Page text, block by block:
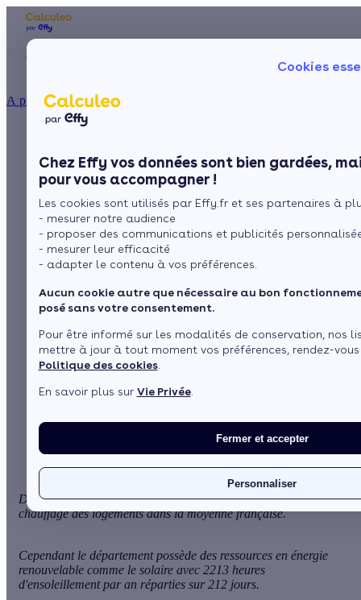
Cookies
Chez Effy vos données sont bien gardées,
pour vous accompagner !
Les cookies sont utilisés par Effy.fr et ses partenaires à
- mesurer notre audience
- proposer des communications et publicités
- mesurer leur efficacité
- adapter le contenu à vos préférences.
Aucun cookie autre que nécessaire au bon
posé sans votre consentement.
Pour être informé sur les modalités de conservation, nos
mettre à jour à tout moment vos préférences, rendez-
Politique des cookies.
En savoir plus sur Vie Privée.
Fermer et accepter
Personnaliser
À propos
Ma Prime Rénov'
Le chèque énergie
La TVA réduite
L'éco-prêt à taux zéro
Trouver mes aides
Nos conseils
Sol
Fenêtres
Aides financières et
subventions pour les
économies d'énergie
dans le Rhône
parL’équipe de rédaction
1 minute de lecture
d'énergie
Dans le département du Rhône, le climat impose un besoin en
chauffage des logements dans la moyenne française.
Cependant le département possède des ressources en énergie
renouvelable comme le solaire avec 2213 heures
d'ensoleillement par an réparties sur 212 jours.